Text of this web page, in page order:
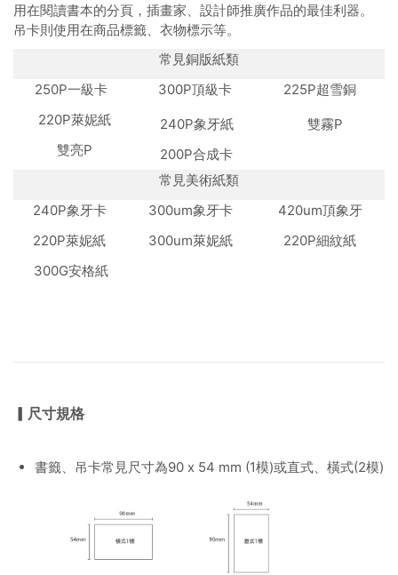
用在閱讀書本的分頁，插畫家、設計師推廣作品的最佳利器。
吊卡則使用在商品標籤、衣物標示等。
常見銅版紙類
250P一級卡
300P頂級卡
225P超雪銅
220P萊妮紙
240P象牙紙
雙霧P
雙亮P
200P合成卡
常見美術紙類
240P象牙卡
300um象牙卡
420um頂象牙
220P萊妮紙
300um萊妮紙
220P細紋紙
300G安格紙
▎尺寸規格
書籤、吊卡常見尺寸為90 x 54 mm (1模)或直式、橫式(2模)